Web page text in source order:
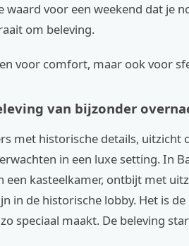
waard voor een weekend dat je
om beleving.
voor comfort, maar ook voor
van bijzonder
met historische details, uitzicht
in een luxe setting. In
een kasteelkamer, ontbijt met
in de historische lobby. Het is
speciaal maakt. De beleving